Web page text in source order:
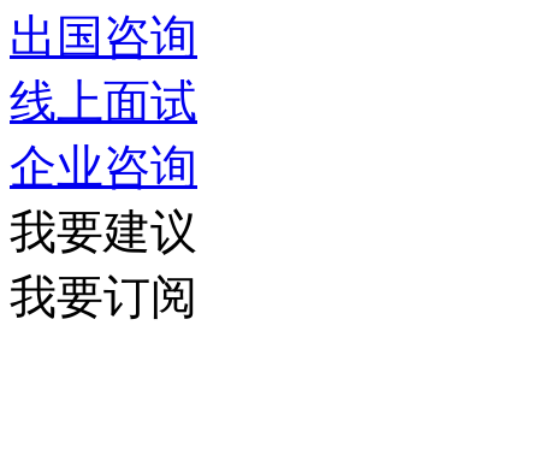
出国咨询
线上面试
企业咨询
我要建议
我要订阅